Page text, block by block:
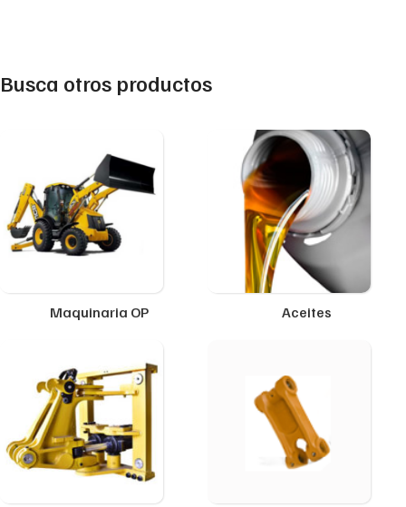
Busca otros productos
Maquinaria OP Aceites